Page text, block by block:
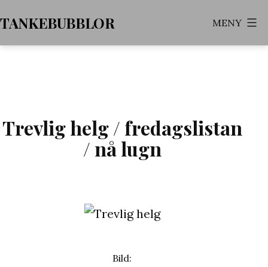
till
innehåll
TANKEBUBBLOR MENY
Trevlig helg / fredagslistan
/ nå lugn
Bild: